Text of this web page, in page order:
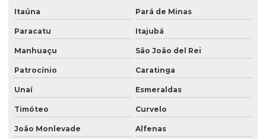
Itaúna Pará de Minas
Paracatu Itajubá
Manhuaçu São João del Rei
Patrocínio Caratinga
Unaí Esmeraldas
Timóteo Curvelo
João Monlevade Alfenas